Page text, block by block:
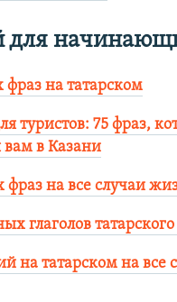
для
фраз на татарском
туристов: 75 фраз,
вам в Казани
фраз на все случаи
глаголов
на татарском на все